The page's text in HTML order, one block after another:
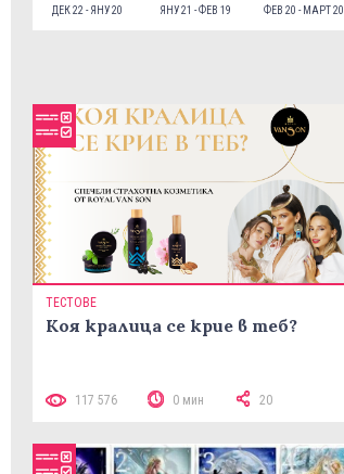
ДЕК 22 - ЯНУ 20 ЯНУ 21 - ФЕВ 19 ФЕВ 20 - МАРТ 20
ТЕСТОВЕ
Коя кралица се крие в теб?
117 576 0 мин 20